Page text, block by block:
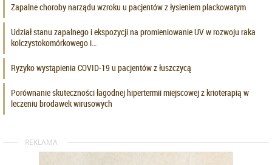
Zapalne choroby narządu wzroku u pacjentów z łysieniem plackowatym
Udział stanu zapalnego i ekspozycji na promieniowanie UV w rozwoju raka
kolczystokomórkowego i…
Ryzyko wystąpienia COVID-19 u pacjentów z łuszczycą
Porównanie skuteczności łagodnej hipertermii miejscowej z krioterapią w
leczeniu brodawek wirusowych
REKLAMA